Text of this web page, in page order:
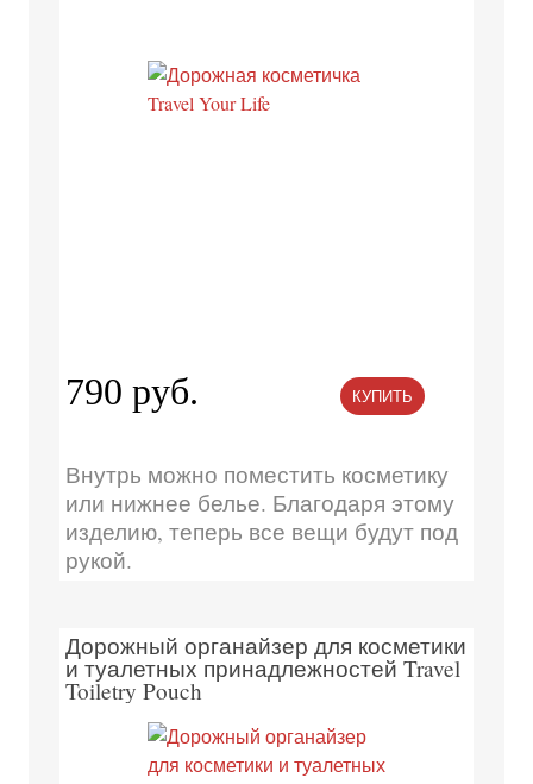
790 руб. КУПИТЬ
Внутрь можно поместить косметику
или нижнее белье. Благодаря этому
изделию, теперь все вещи будут под
рукой.
Дорожный органайзер для косметики
и туалетных принадлежностей Travel
Toiletry Pouch